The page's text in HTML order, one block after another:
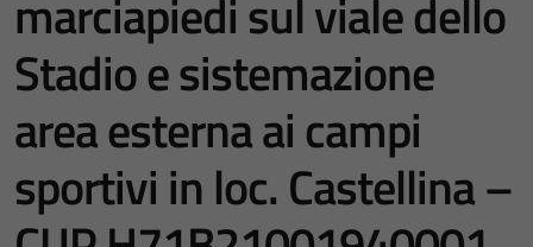
marciapiedi sul viale dello
Stadio e sistemazione
area esterna ai campi
sportivi in loc. Castellina –